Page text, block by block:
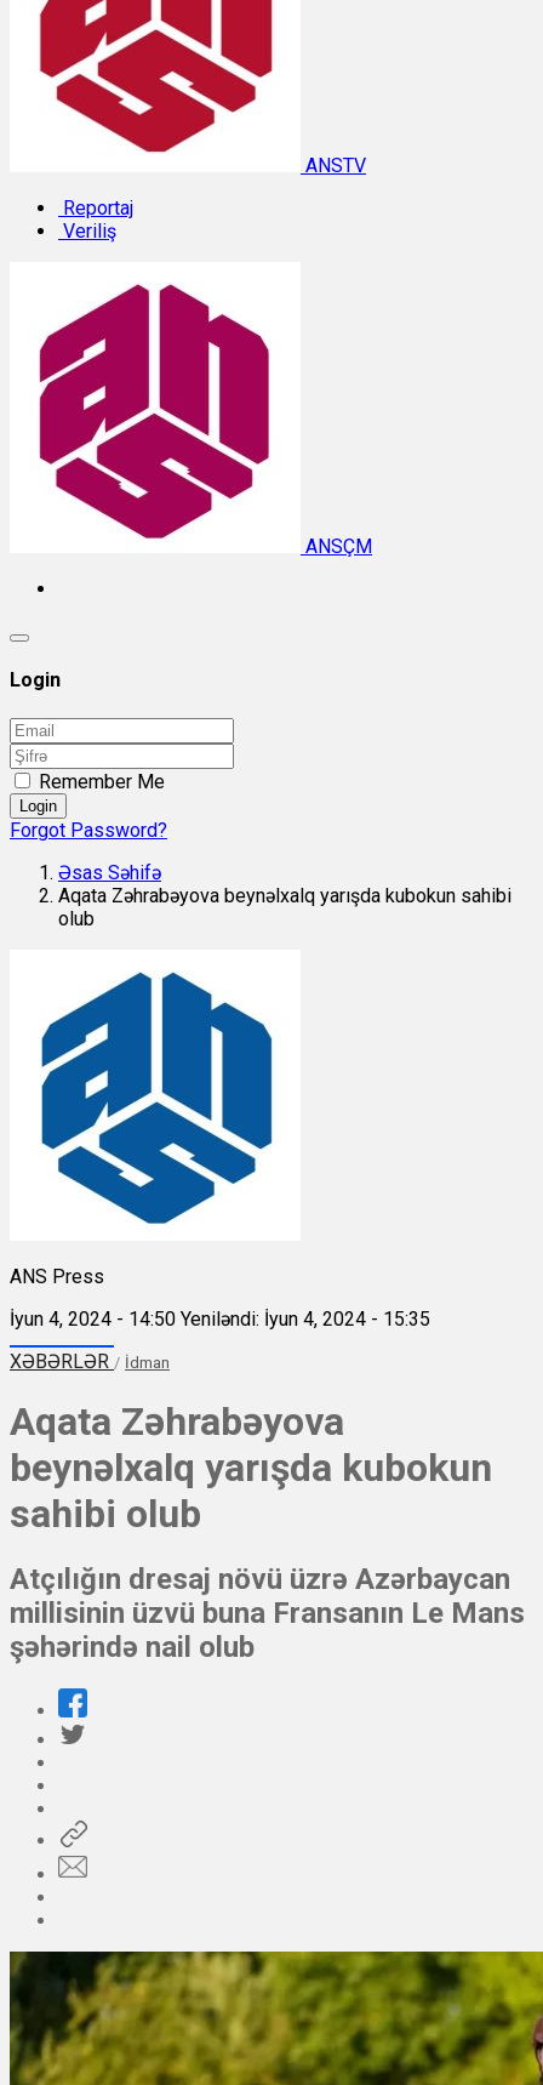
ANSTV
Reportaj
Veriliş
ANSÇM
Login
Remember Me
Login
Forgot Password?
Əsas Səhifə
Aqata Zəhrabəyova beynəlxalq yarışda kubokun sahibi
olub
ANS Press
İyun 4, 2024 - 14:50 Yeniləndi: İyun 4, 2024 - 15:35
XƏBƏRLƏR / İdman
Aqata Zəhrabəyova
beynəlxalq yarışda kubokun
sahibi olub
Atçılığın dresaj növü üzrə Azərbaycan
millisinin üzvü buna Fransanın Le Mans
şəhərində nail olub